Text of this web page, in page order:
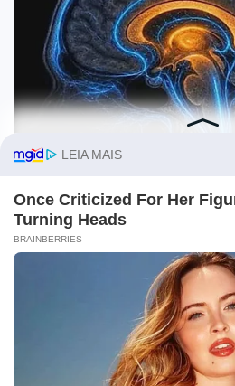
O site Campo Maior Em Foco
tecnologias semelhantes para
interesse. Ao prosseguir,
monitoramento.Leia mais